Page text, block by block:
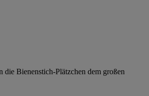
Bienenstich-Plätzchen dem großen